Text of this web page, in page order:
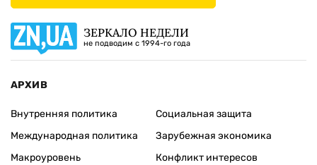
ЗЕРКАЛО НЕДЕЛИ
не подводим с 1994-го года
АРХИВ
Внутренняя политика
Международная политика
Макроуровень
Социальная защита
Зарубежная экономика
Конфликт интересов